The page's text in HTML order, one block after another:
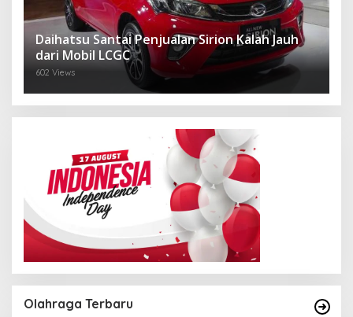
Daihatsu Santai Penjualan Sirion Kalah Jauh
dari Mobil LCGC
602 Views
Olahraga Terbaru